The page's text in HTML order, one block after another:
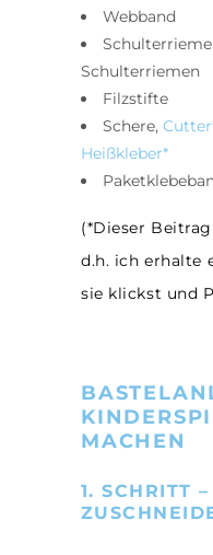
Webband
Schulterriemen
Filzstifte
Schere,
Heißkleber*
(*Dieser
d.h. ich erhalte
sie klickst und
MACHEN
1. SCHRITT